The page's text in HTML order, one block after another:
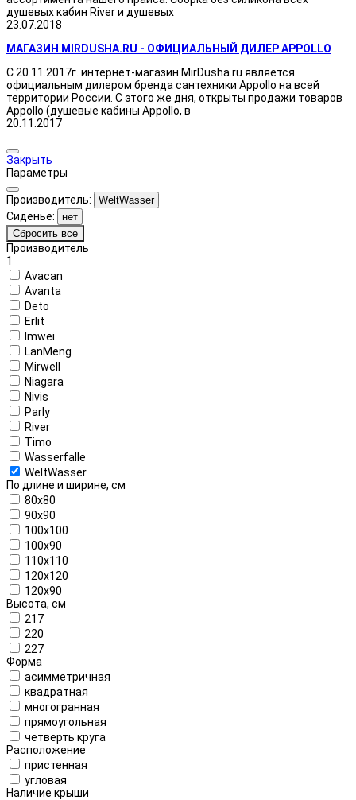
душевых кабин River и душевых
23.07.2018
МАГАЗИН MIRDUSHA.RU - ОФИЦИАЛЬНЫЙ ДИЛЕР APPOLLO
С 20.11.2017г. интернет-магазин MirDusha.ru является
официальным дилером бренда сантехники Appollo на всей
территории России. С этого же дня, открыты продажи товаров
Appollo (душевые кабины Appollo, в
20.11.2017
Закрыть
Параметры
Производитель: WeltWasser
Сиденье:
нет
Сбросить все
Производитель
1
Avacan
Avanta
Deto
Erlit
Imwei
LanMeng
Mirwell
Niagara
Nivis
Parly
River
Timo
Wasserfalle
WeltWasser
По длине и ширине, см
80x80
90x90
100x100
100x90
110x110
120x120
120x90
Высота, см
217
220
227
Форма
асимметричная
квадратная
многогранная
прямоугольная
четверть круга
Расположение
пристенная
угловая
Наличие крыши